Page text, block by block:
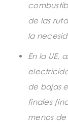
de las
la
En la UE,
de bajas
finales
menos